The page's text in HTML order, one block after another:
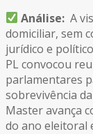
Análise:A
domiciliar, sem
jurídico e
PL convocou
parlamentares
sobrevivência
Master avança
do ano eleitoral